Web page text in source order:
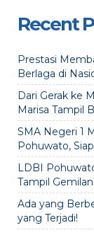
Recent
Prestasi
Berlaga di
Dari Gerak ke
Marisa Tampil
SMA Negeri 1
Pohuwato,
LDBI
Tampil
Ada yang
yang Terjadi!